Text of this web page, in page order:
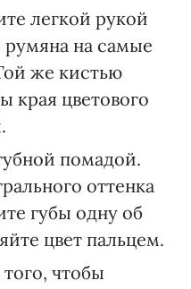
легкой рукой
румяна на самые
же кистью
края цветового
помадой.
оттенка
губы одну об
цвет пальцем.
чтобы